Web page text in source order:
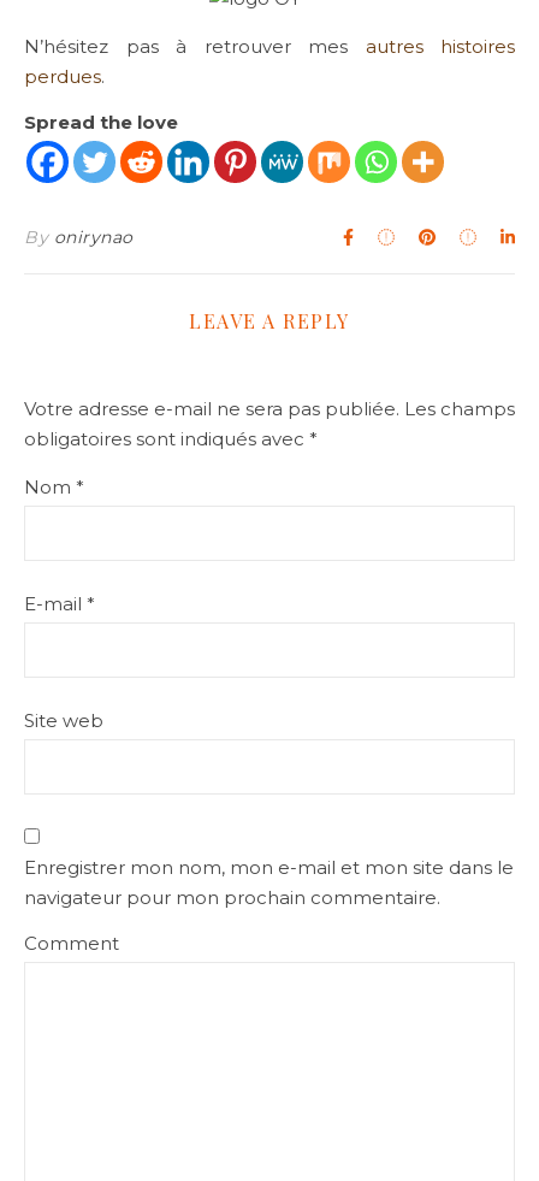
N’hésitez pas à retrouver mes autres histoires
perdues.
Spread the love
By onirynao
LEAVE A REPLY
Votre adresse e-mail ne sera pas publiée. Les champs
obligatoires sont indiqués avec *
Nom *
E-mail *
Site web
Enregistrer mon nom, mon e-mail et mon site dans le
navigateur pour mon prochain commentaire.
Comment